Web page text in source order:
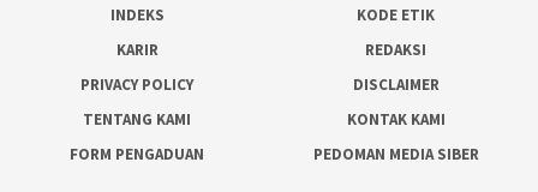
INDEKS
KODE ETIK
KARIR
REDAKSI
PRIVACY POLICY
DISCLAIMER
TENTANG KAMI
KONTAK KAMI
FORM PENGADUAN
PEDOMAN MEDIA SIBER